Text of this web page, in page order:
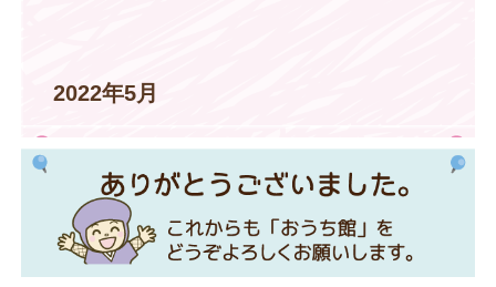
2022年5月